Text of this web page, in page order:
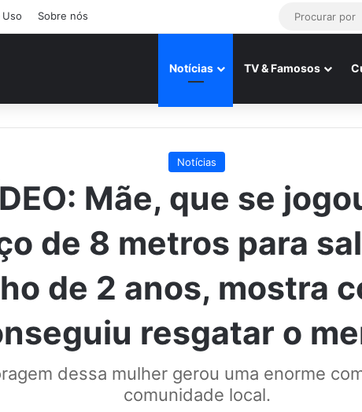
Sobre nós
Notícias TV & Famosos
Notícias
Mãe, que se
de 8 metros para
de 2 anos, mostra
resgatar o
dessa mulher gerou uma enorme
comunidade local.